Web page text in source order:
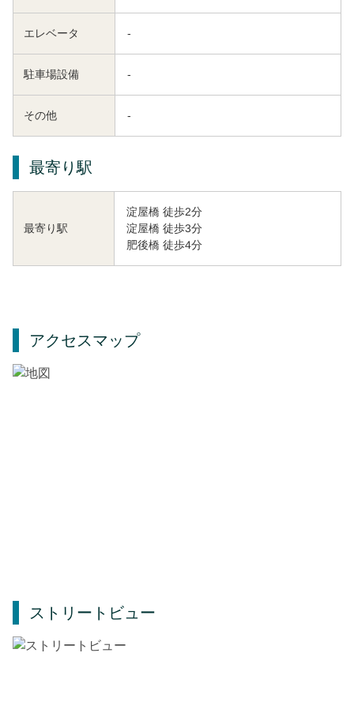
エレベータ -
駐車場設備 -
その他 -
最寄り駅
最寄り駅
淀屋橋 徒歩2分
淀屋橋 徒歩3分
肥後橋 徒歩4分
アクセスマップ
ストリートビュー